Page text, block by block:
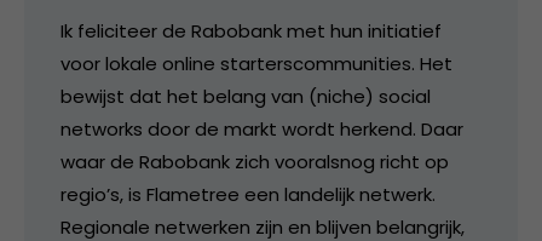
Ik feliciteer de Rabobank met hun initiatief
voor lokale online starterscommunities. Het
bewijst dat het belang van (niche) social
networks door de markt wordt herkend. Daar
waar de Rabobank zich vooralsnog richt op
regio’s, is Flametree een landelijk netwerk.
Regionale netwerken zijn en blijven belangrijk,